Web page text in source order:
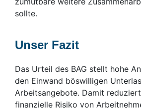
sollte.
Unser Fazit
Das Urteil des BAG stellt hohe
den Einwand böswilligen
Arbeitsangebote. Damit
finanzielle Risiko von